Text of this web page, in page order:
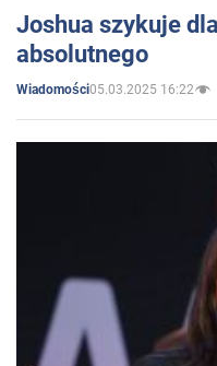
Joshua szykuje
absolutnego
Wiadomości05.03.2025 16:22